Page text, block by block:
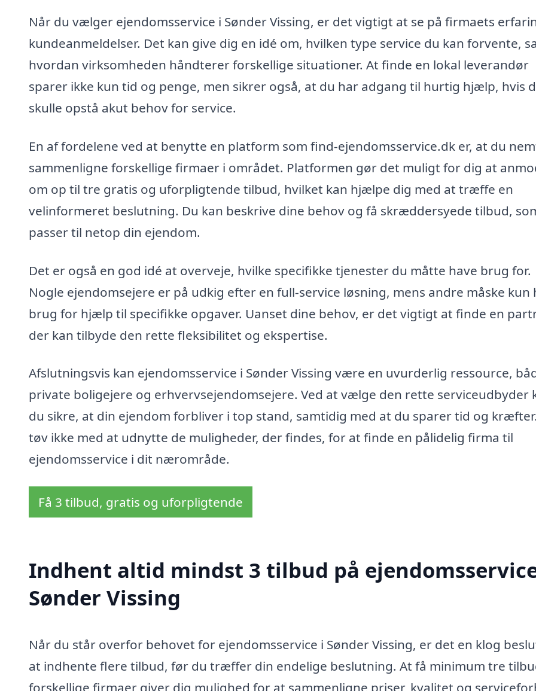
Når du vælger ejendomsservice i Sønder Vissing, er det vigtigt at se på firmaets
kundeanmeldelser. Det kan give dig en idé om, hvilken type service du kan forvente,
hvordan virksomheden håndterer forskellige situationer. At finde en lokal leverandør
sparer ikke kun tid og penge, men sikrer også, at du har adgang til hurtig hjælp, hvis
skulle opstå akut behov for service.
En af fordelene ved at benytte en platform som find-ejendomsservice.dk er, at du
sammenligne forskellige firmaer i området. Platformen gør det muligt for dig at
om op til tre gratis og uforpligtende tilbud, hvilket kan hjælpe dig med at træffe en
velinformeret beslutning. Du kan beskrive dine behov og få skræddersyede tilbud,
passer til netop din ejendom.
Det er også en god idé at overveje, hvilke specifikke tjenester du måtte have brug for.
Nogle ejendomsejere er på udkig efter en full-service løsning, mens andre måske kun
brug for hjælp til specifikke opgaver. Uanset dine behov, er det vigtigt at finde en
der kan tilbyde den rette fleksibilitet og ekspertise.
Afslutningsvis kan ejendomsservice i Sønder Vissing være en uvurderlig ressource,
private boligejere og erhvervsejendomsejere. Ved at vælge den rette serviceudbyder
du sikre, at din ejendom forbliver i top stand, samtidig med at du sparer tid og
tøv ikke med at udnytte de muligheder, der findes, for at finde en pålidelig firma til
ejendomsservice i dit nærområde.
Få 3 tilbud, gratis og uforpligtende
Indhent altid mindst 3 tilbud på
Sønder Vissing
Når du står overfor behovet for ejendomsservice i Sønder Vissing, er det en klog
at indhente flere tilbud, før du træffer din endelige beslutning. At få minimum tre
forskellige firmaer giver dig mulighed for at sammenligne priser, kvalitet og